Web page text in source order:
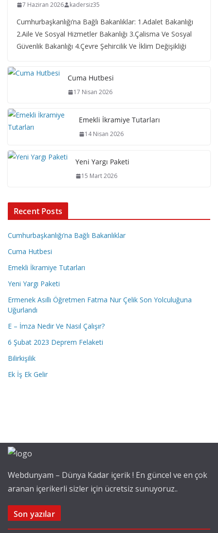
7 Haziran 2026 kadersiz35
Cumhurbaşkanlığı’na Bağlı Bakanlıklar: 1.Adalet Bakanlığı
2.Aile Ve Sosyal Hizmetler Bakanlığı 3.Çalisma Ve Sosyal
Güvenlik Bakanlığı 4.Çevre Şehircilik Ve İklim Değişikliği
Cuma Hutbesi
17 Nisan 2026
Emekli İkramiye Tutarları
14 Nisan 2026
Yeni Yargı Paketi
15 Mart 2026
Recent Posts
Cumhurbaşkanlığı’na Bağlı Bakanlıklar
Cuma Hutbesi
Emekli İkramiye Tutarları
Yeni Yargı Paketi
Ermenek Asıllı Öğretmen Fatma Nur Çelik Son Yolculuğuna
Uğurlandı
E – İmza Nedir Ve Nasıl Çalışır?
6 Şubat 2023 Deprem Felaketi
Bilirkişilik
Ek İş Ek Gelir
Webdunyam – Dünya Kadar içerik ! En güncel ve en çok
aranan içerikerli sizler için ücretsiz sunuyoruz..
Son yazılar